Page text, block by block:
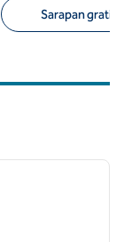
Sarapan gratis